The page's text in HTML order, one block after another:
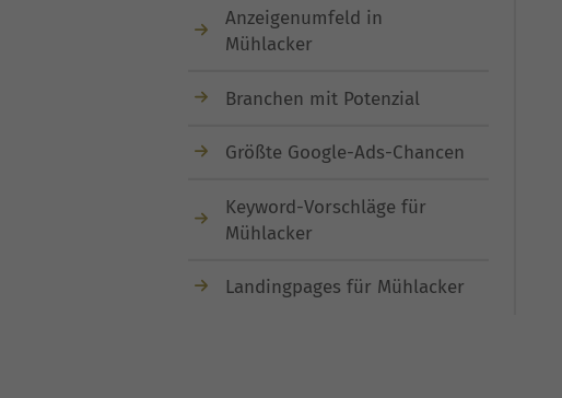
Anzeigenumfeld in
Mühlacker
Branchen mit Potenzial
Größte Google-Ads-Chancen
Keyword-Vorschläge für
Mühlacker
Landingpages für Mühlacker